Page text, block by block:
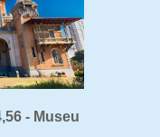
- Museu